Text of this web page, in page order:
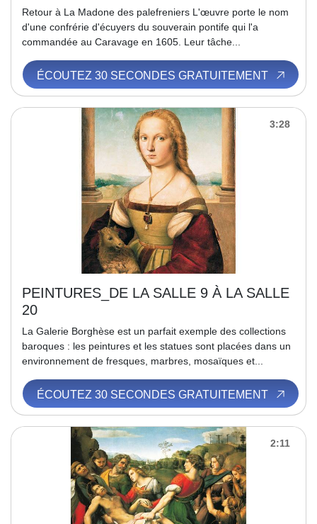
Retour à La Madone des palefreniers L'œuvre porte le nom
d'une confrérie d'écuyers du souverain pontife qui l'a
commandée au Caravage en 1605. Leur tâche...
ÉCOUTEZ 30 SECONDES GRATUITEMENT
3:28
PEINTURES_DE LA SALLE 9 À LA SALLE
20
La Galerie Borghèse est un parfait exemple des collections
baroques : les peintures et les statues sont placées dans un
environnement de fresques, marbres, mosaïques et...
ÉCOUTEZ 30 SECONDES GRATUITEMENT
2:11